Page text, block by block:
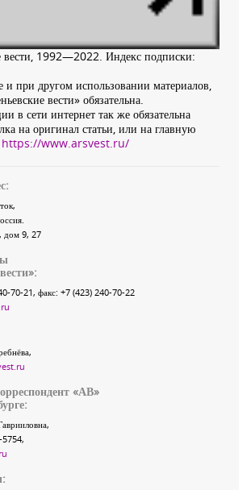
вести, 1992—2022. Индекс подписки:
и при другом использовании материалов,
вести» обязательна.
в сети интернет так же обязательна
на оригинал статьи, или на главную
https://www.arsvest.ru/
,
, дом 9, 27
»:
70-21, факс: +7 (423) 240-70-22
«АВ»